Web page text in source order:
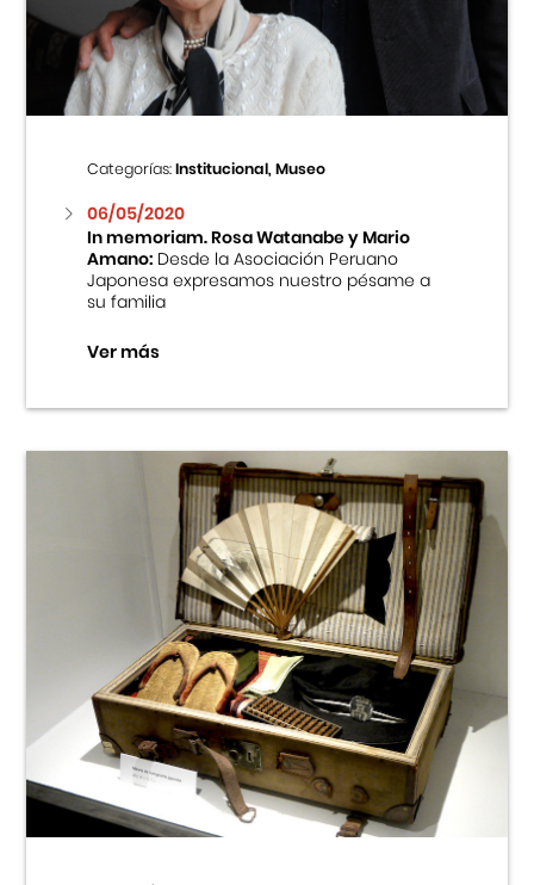
Centro Cultural Peruano Japonés
Cursos
Museo de la Inmigración Japonesa
Fondo Editorial
Teatro Peruano Japonés
Categorías:Institucional, Museo
06/05/2020
In memoriam. Rosa Watanabe y Mario
Amano:Desde la Asociación Peruano
Japonesa expresamos nuestro pésame a
su familia
Ver más